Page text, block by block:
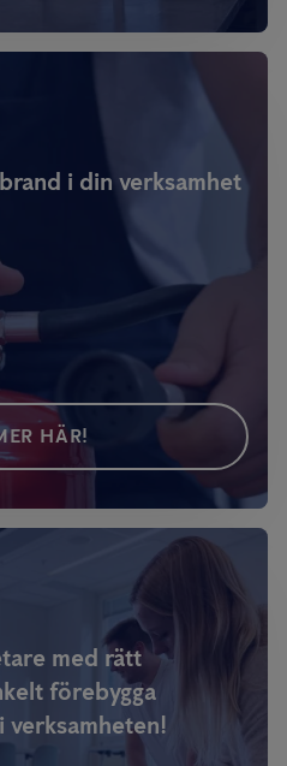
i din verksamhet
HÄR!
med rätt
förebygga